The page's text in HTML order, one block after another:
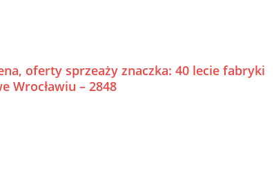
oferty sprzeaży znaczka: 40 lecie fabryki
Wrocławiu – 2848